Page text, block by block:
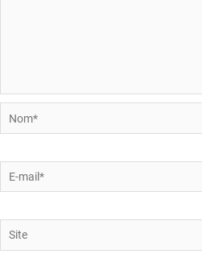
Nom*
mail*
Site